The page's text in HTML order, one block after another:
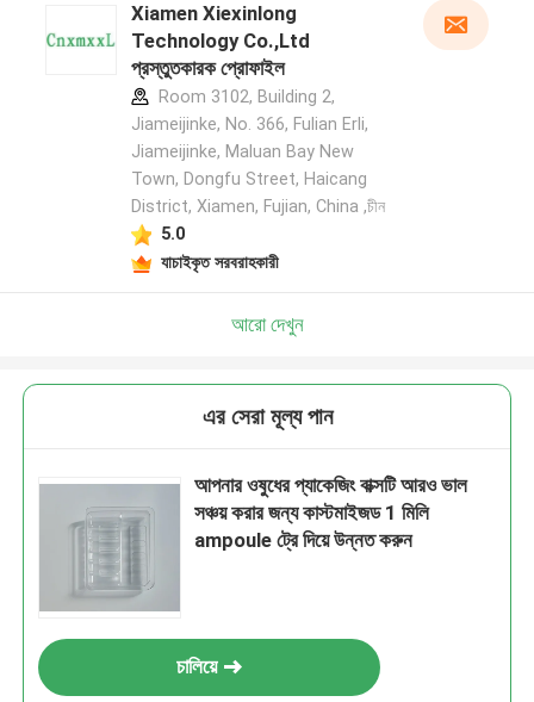
Xiamen Xiexinlong
Technology Co.,Ltd
প্রস্তুতকারক প্রোফাইল
Room 3102, Building 2,
Jiameijinke, No. 366, Fulian Erli,
Jiameijinke, Maluan Bay New
Town, Dongfu Street, Haicang
District, Xiamen, Fujian, China ,চীন
5.0
যাচাইকৃত সরবরাহকারী
আরো দেখুন
এর সেরা মূল্য পান
আপনার ওষুধের প্যাকেজিং বাক্সটি আরও ভাল
সঞ্চয় করার জন্য কাস্টমাইজড 1 মিলি
ampoule ট্রে দিয়ে উন্নত করুন
চালিয়ে